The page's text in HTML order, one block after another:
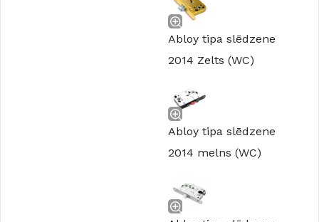
Abloy tipa slēdzene
2014 Zelts (WC)
Abloy tipa slēdzene
2014 melns (WC)